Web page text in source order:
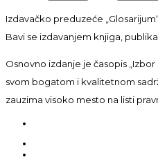
Izdavačko preduzeće
Bavi se izdavanjem knjiga,
Osnovno izdanje je časopis
svom bogatom i kvalitetnom
zauzima visoko mesto na listi